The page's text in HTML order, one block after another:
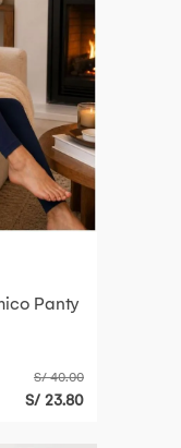
Panty
S/ 40.00
S/ 23.80